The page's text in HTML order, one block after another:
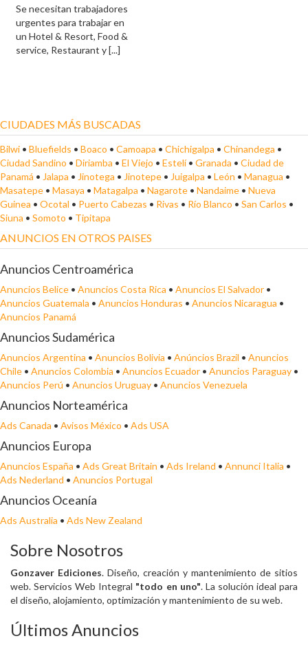
Se necesitan trabajadores
urgentes para trabajar en
un Hotel & Resort, Food &
service, Restaurant y [...]
CIUDADES MÁS BUSCADAS
Bilwi • Bluefields • Boaco • Camoapa • Chichigalpa • Chinandega •
Ciudad Sandino • Diriamba • El Viejo • Estelí• Granada • Ciudad de
Panamá • Jalapa • Jinotega • Jinotepe • Juigalpa • León • Managua •
Masatepe • Masaya • Matagalpa • Nagarote • Nandaime • Nueva
Guinea • Ocotal • Puerto Cabezas • Rivas • Río Blanco • San Carlos •
Siuna • Somoto • Tipitapa
ANUNCIOS EN OTROS PAISES
Anuncios Centroamérica
Anuncios Belice • Anuncios Costa Rica • Anuncios El Salvador •
Anuncios Guatemala • Anuncios Honduras • Anuncios Nicaragua •
Anuncios Panamá
Anuncios Sudamérica
Anuncios Argentina • Anuncios Bolivia • Anúncios Brazil • Anuncios
Chile • Anuncios Colombia • Anuncios Ecuador • Anuncios Paraguay •
Anuncios Perú • Anuncios Uruguay • Anuncios Venezuela
Anuncios Norteamérica
Ads Canada • Avisos México • Ads USA
Anuncios Europa
Anuncios España • Ads Great Britain • Ads Ireland • Annunci Italia •
Ads Nederland • Anuncios Portugal
Anuncios Oceanía
Ads Australia • Ads New Zealand
Sobre Nosotros
Gonzaver Ediciones. Diseño, creación y mantenimiento de sitios
web. Servicios Web Integral "todo en uno". La solución ideal para
el diseño, alojamiento, optimización y mantenimiento de su web.
Últimos Anuncios